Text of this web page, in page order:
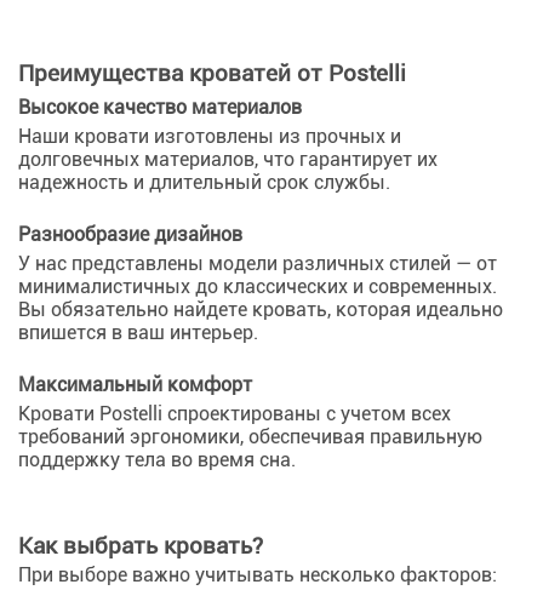
Преимущества кроватей от Postelli
Высокое качество материалов
Наши кровати изготовлены из прочных и
долговечных материалов, что гарантирует их
надежность и длительный срок службы.
Разнообразие дизайнов
У нас представлены модели различных стилей — от
минималистичных до классических и современных.
Вы обязательно найдете кровать, которая идеально
впишется в ваш интерьер.
Максимальный комфорт
Кровати Postelli спроектированы с учетом всех
требований эргономики, обеспечивая правильную
поддержку тела во время сна.
Как выбрать кровать?
При выборе важно учитывать несколько факторов: